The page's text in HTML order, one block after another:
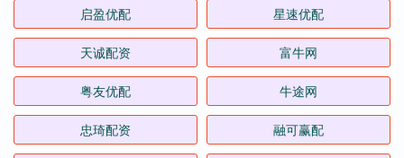
启盈优配 星速优配
天诚配资 富牛网
粤友优配 牛途网
忠琦配资 融可赢配